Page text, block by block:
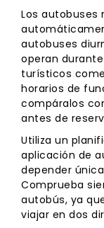
Los autobuses
autobuses
operan
turísticos
horarios de
compáralos
antes de
Utiliza un
aplicación de
depender
Comprueba
autobús, ya
viajar en dos